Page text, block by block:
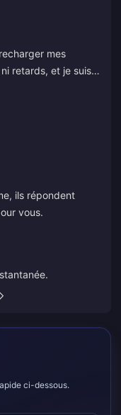
mes
retards, et je suis
ils répondent
vous.
ci-dessous.